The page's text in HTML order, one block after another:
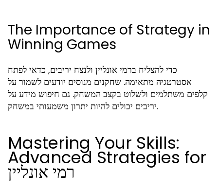
The Importance of Strategy in
Winning Games
כדי להצליח ברמי אונליין ולנצח יריבים, כדאי לפתח
אסטרטגיה מתאימה. שחקנים מנוסים יודעים לשמור על
קלפים משתלמים ולשלוט בקצב המשחק. גם חיפוש מידע על
יריבים יכולים להיות יתרון משמעותי במשחק.
Mastering Your Skills:
Advanced Strategies for
רמי אונליין